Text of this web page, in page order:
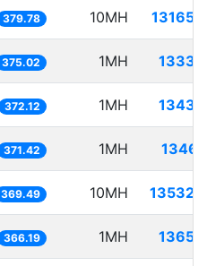
379.78 10MH
375.02 1MH
372.12 1MH
371.42 1MH
369.49 10MH
366.19 1MH